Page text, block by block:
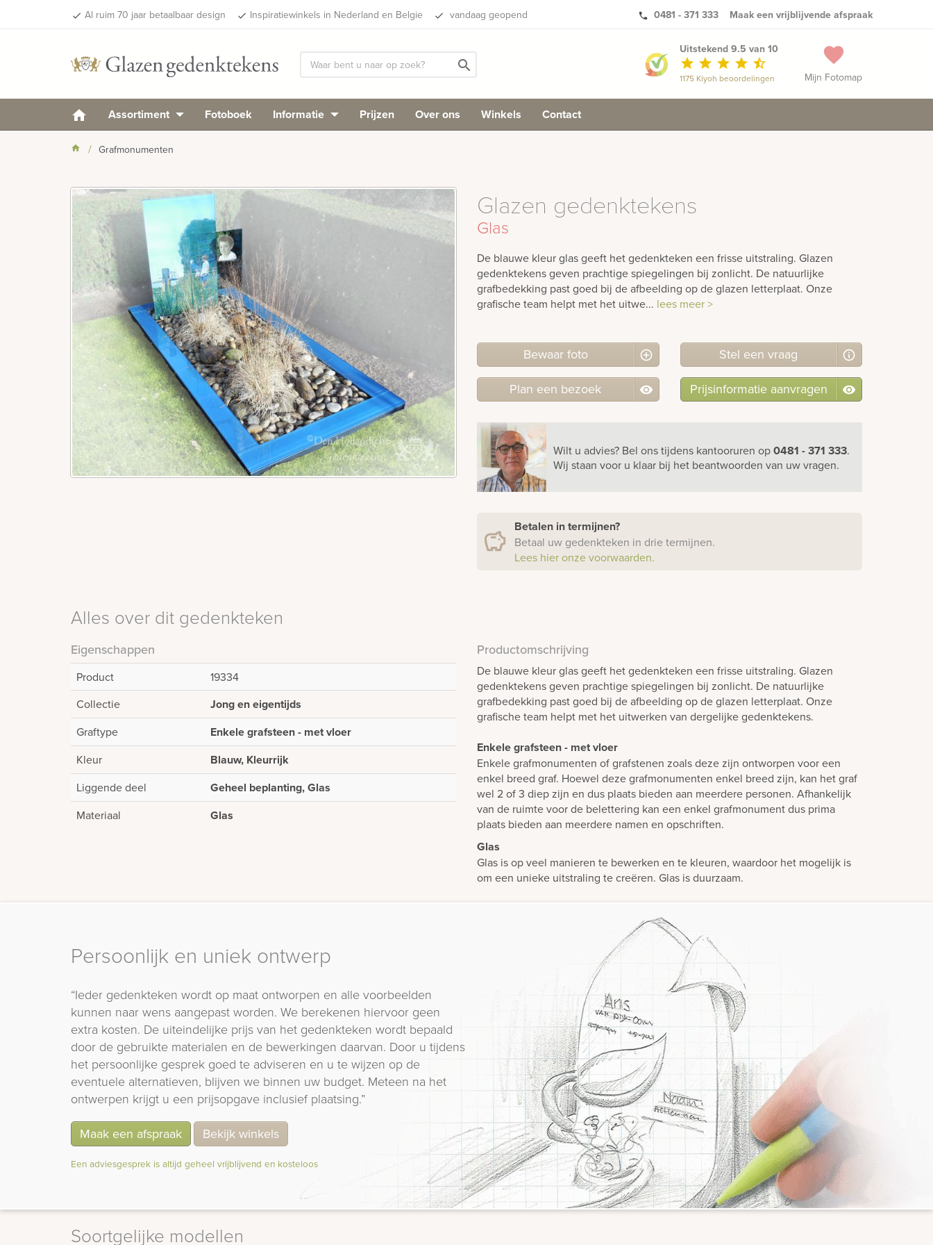
done Al ruim 70 jaar betaalbaar design done Inspiratiewinkels in Nederland en Belgie done vandaag geopend phone 0481 - 371 333 Maak een vrijblijvende afspraak
search favorite
Mijn Fotomap
Uitstekend 9.5 van 10
star star star star star_half
1175 Kiyoh beoordelingen
Assortiment Fotoboek Informatie Prijzen Over ons Winkels Contact
Grafmonumenten
Glazen gedenktekens
Glas
De blauwe kleur glas geeft het gedenkteken een frisse uitstraling. Glazen
gedenktekens geven prachtige spiegelingen bij zonlicht. De natuurlijke
grafbedekking past goed bij de afbeelding op de glazen letterplaat. Onze
grafische team helpt met het uitwe... lees meer >
Bewaar foto Stel een vraag
Plan een bezoek Prijsinformatie aanvragen
Wilt u advies? Bel onstijdens kantooruren op0481 - 371 333.
Wij staan voor u klaar bij het beantwoorden van uw vragen.
Betalen in termijnen?
Betaal uw gedenkteken in drie termijnen.
Lees hier onze voorwaarden.
Alles over dit gedenkteken
Eigenschappen
Product
19334
Collectie
Jong en eigentijds
Graftype Enkele grafsteen - met vloer
Kleur Blauw, Kleurrijk
Liggende deel Geheel beplanting, Glas
Materiaal Glas
Productomschrijving
De blauwe kleur glas geeft het gedenkteken een frisse uitstraling. Glazen
gedenktekens geven prachtige spiegelingen bij zonlicht. De natuurlijke
grafbedekking past goed bij de afbeelding op de glazen letterplaat. Onze
grafische team helpt met het uitwerken van dergelijke gedenktekens.
Enkele grafsteen - met vloer
Enkele grafmonumenten of grafstenen zoals deze zijn ontworpen voor een
enkel breed graf. Hoewel deze grafmonumenten enkel breed zijn, kan het graf
wel 2 of 3 diep zijn en dus plaats bieden aan meerdere personen. Afhankelijk
van de ruimte voor de belettering kan een enkel grafmonument dus prima
plaats bieden aan meerdere namen en opschriften.
Glas
Glas is op veel manieren te bewerken en te kleuren, waardoor het mogelijk is
om een unieke uitstraling te creëren. Glas is duurzaam.
Persoonlijk en uniek ontwerp
“Ieder gedenkteken wordt op maat ontworpen en alle voorbeelden
kunnen naar wens aangepast worden. We berekenen hiervoor geen
extra kosten. De uiteindelijke prijs van het gedenkteken wordt bepaald
door de gebruikte materialen en de bewerkingen daarvan. Door u tijdens
het persoonlijke gesprek goed te adviseren en u te wijzen op de
eventuele alternatieven, blijven we binnen uw budget. Meteen na het
ontwerpen krijgt u een prijsopgave inclusief plaatsing.”
Maak een afspraak Bekijk winkels
Een adviesgesprek is altijd geheel vrijblijvend en kosteloos
Soortgelijke modellen